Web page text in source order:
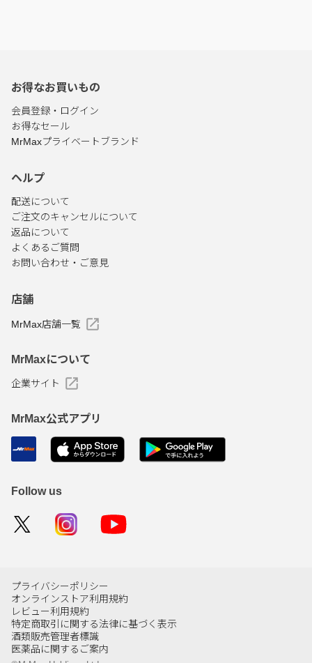
お得なお買いもの
会員登録・ログイン
お得なセール
MrMaxプライベートブランド
ヘルプ
配送について
ご注文のキャンセルについて
返品について
よくあるご質問
お問い合わせ・ご意見
店舗
MrMax店舗一覧
MrMaxについて
企業サイト
MrMax公式アプリ
Follow us
プライバシーポリシー
オンラインストア利用規約
レビュー利用規約
特定商取引に関する法律に基づく表示
酒類販売管理者標識
医薬品に関するご案内